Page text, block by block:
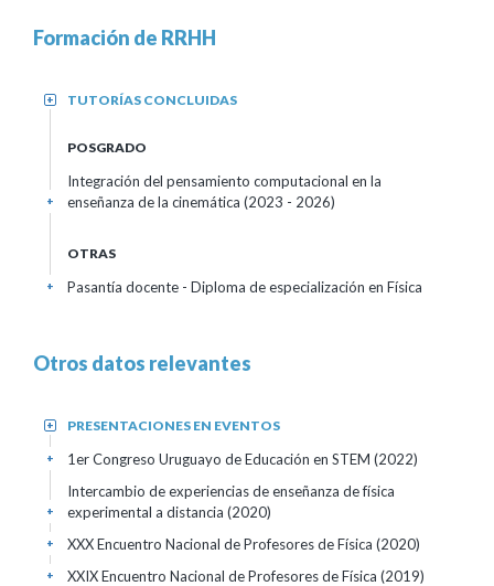
Formación de RRHH
TUTORÍAS CONCLUIDAS
+
POSGRADO
Integración del pensamiento computacional en la
enseñanza de la cinemática (2023 - 2026)
+
OTRAS
Pasantía docente - Diploma de especialización en Física
+
Otros datos relevantes
PRESENTACIONES EN EVENTOS
+
1er Congreso Uruguayo de Educación en STEM (2022)
+
Intercambio de experiencias de enseñanza de física
experimental a distancia (2020)
+
XXX Encuentro Nacional de Profesores de Física (2020)
+
XXIX Encuentro Nacional de Profesores de Física (2019)
+